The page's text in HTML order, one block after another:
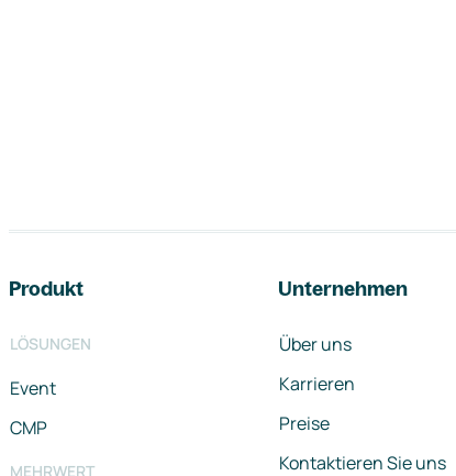
Produkt
LÖSUNGEN
Event
CMP
MEHRWERT
Unternehmen
Über uns
Karrieren
Preise
Kontaktieren Sie uns